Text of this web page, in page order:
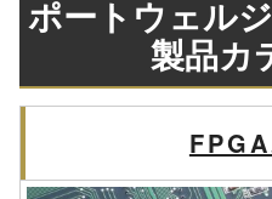
ポートウェル
製品カ